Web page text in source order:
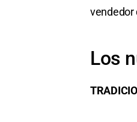
vendedor
Los